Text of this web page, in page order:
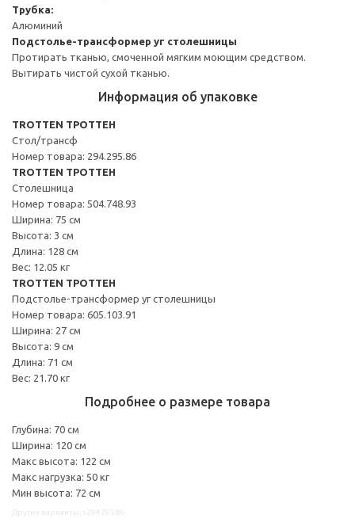
Трубка:
Алюминий
Подстолье-трансформер уг столешницы
Протирать тканью, смоченной мягким моющим средством.
Вытирать чистой сухой тканью.
Информация об упаковке
TROTTEN ТРОТТЕН
Стол/трансф
Номер товара: 294.295.86
TROTTEN ТРОТТЕН
Столешница
Номер товара: 504.748.93
Ширина: 75 см
Высота: 3 см
Длина: 128 см
Вес: 12.05 кг
TROTTEN ТРОТТЕН
Подстолье-трансформер уг столешницы
Номер товара: 605.103.91
Ширина: 27 см
Высота: 9 см
Длина: 71 см
Вес: 21.70 кг
Подробнее о размере товара
Глубина: 70 см
Ширина: 120 см
Макс высота: 122 см
Макс нагрузка: 50 кг
Мин высота: 72 см